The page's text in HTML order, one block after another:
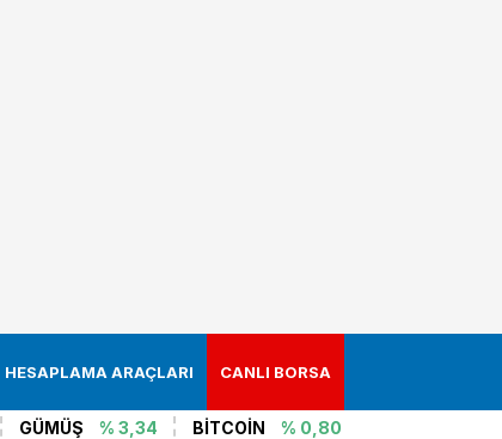
HESAPLAMA ARAÇLARI CANLI BORSA
GÜMÜŞ
% 3,34
BİTCOİN
% 0,80